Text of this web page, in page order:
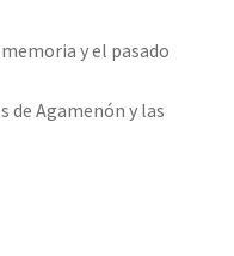
y el pasado
de Agamenón y las